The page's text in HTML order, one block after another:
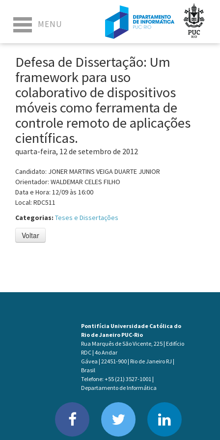
Defesa de Dissertação: Um
framework para uso
colaborativo de dispositivos
móveis como ferramenta de
controle remoto de aplicações
científicas.
quarta-feira, 12 de setembro de 2012
Candidato: JONER MARTINS VEIGA DUARTE JUNIOR
Orientador: WALDEMAR CELES FILHO
Data e Hora: 12/09 às 16:00
Local: RDC511
Categorias: Teses e Dissertações
Voltar
Pontifícia Universidade Católica do
Rio de Janeiro PUC-Rio
Rua Marquês de São Vicente, 225 | Edifício
RDC | 4o Andar
Gávea | 22451-900 | Rio de Janeiro RJ |
Brasil
Telefone: +55 (21) 3527-1001 |
Departamento de Informática